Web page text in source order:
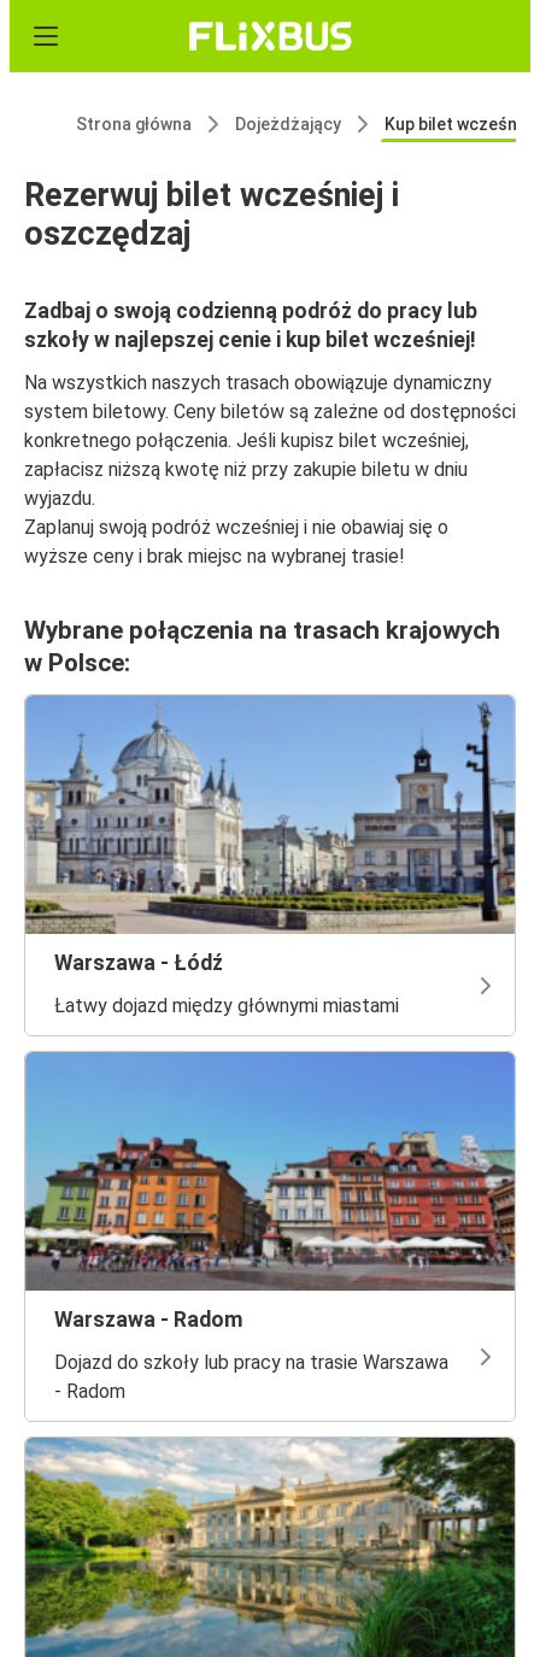
Strona główna Dojeżdżający Kup bilet wcześniej
Rezerwuj bilet wcześniej i
oszczędzaj
Zadbaj o swoją codzienną podróż do pracy lub
szkoły w najlepszej cenie i kup bilet wcześniej!
Na wszystkich naszych trasach obowiązuje dynamiczny
system biletowy. Ceny biletów są zależne od dostępności
konkretnego połączenia. Jeśli kupisz bilet wcześniej,
zapłacisz niższą kwotę niż przy zakupie biletu w dniu
wyjazdu.
Zaplanuj swoją podróż wcześniej i nie obawiaj się o
wyższe ceny i brak miejsc na wybranej trasie!
Wybrane połączenia na trasach krajowych
w Polsce:
Warszawa - Łódź
Łatwy dojazd między głównymi miastami
Warszawa - Radom
Dojazd do szkoły lub pracy na trasie Warszawa
- Radom